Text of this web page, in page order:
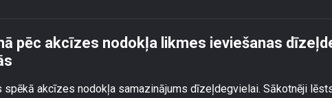
pēc akcīzes nodokļa likmes ieviešanas
spēkā akcīzes nodokļa samazinājums dīzeļdegvielai. Sākotnēji